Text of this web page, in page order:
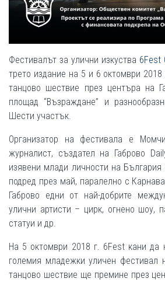
Фестивалът за улични изкуства 6Fest
трето издание на 5 и 6 октомври
танцово шествие през центъра на
площад “Възраждане” и
Шести участък.
Организатор на фестивала е
журналист, създател на Габрово
изявени млади личности на
подред през май, паралелно с
Габрово едни от най-добрите
улични артисти – цирк, огнено шоу,
статуи и др.
На 5 октомври 2018 г. 6Fest кани да
големия младежки уличен фестивал
танцово шествие ще премине през